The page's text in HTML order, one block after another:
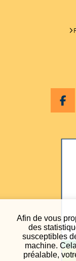
Afin de vous
des
susceptibles
machine.
préalable,